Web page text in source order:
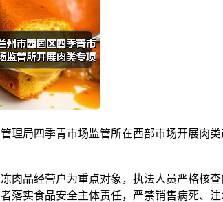
局四季青市场监管所在西部市场开展肉
品经营户为重点对象，执法人员严格核查
实食品安全主体责任，严禁销售病死、注